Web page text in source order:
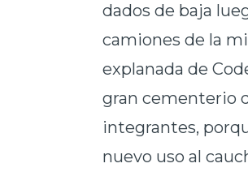
dados de baja
camiones de la
explanada de
gran cementerio
integrantes,
nuevo uso al